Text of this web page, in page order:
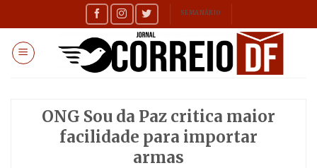
to
content
SEMANÁRIO
ONG Sou da Paz critica maior
facilidade para importar
armas